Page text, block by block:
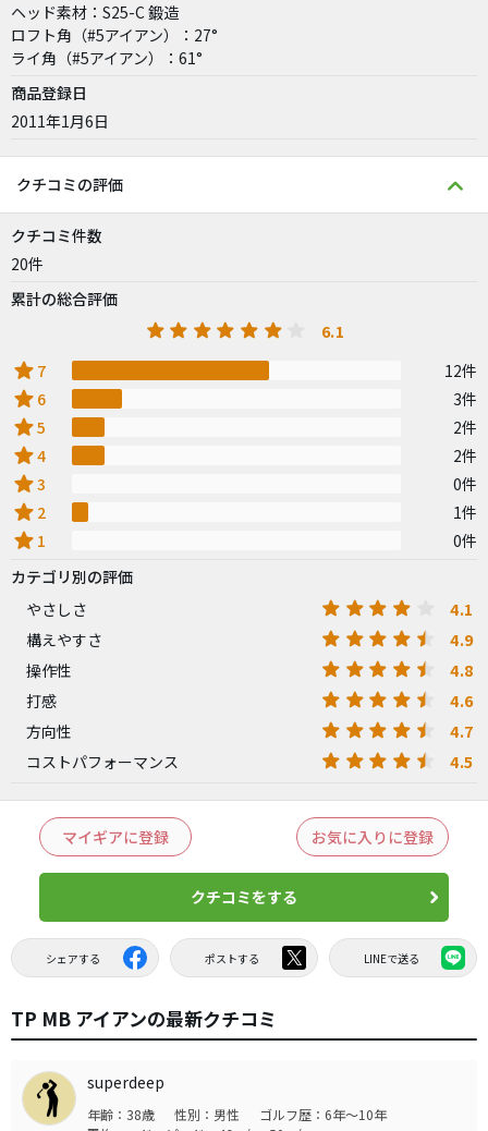
ヘッド素材：S25-C 鍛造
ロフト角（#5アイアン）：27°
ライ角（#5アイアン）：61°
商品登録日
2011年1月6日
クチコミの評価
クチコミ件数
20件
累計の総合評価
6.1
star 7 12件
star 6 3件
star5 2件
star4 2件
star3 0件
star 2 1件
star 1
0件
カテゴリ別の評価
やさしさ
4.1
構えやすさ 4.9
操作性 4.8
打感 4.6
方向性 4.7
コストパフォーマンス 4.5
マイギアに登録 お気に入りに登録
クチコミをする
シェアする ポストする LINEで送る
TP MB アイアンの最新クチコミ
superdeep
年齢：38歳 性別：男性
ゴルフ歴：6年～10年